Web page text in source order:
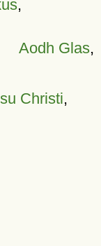
,
Aodh Glas,
Christi,